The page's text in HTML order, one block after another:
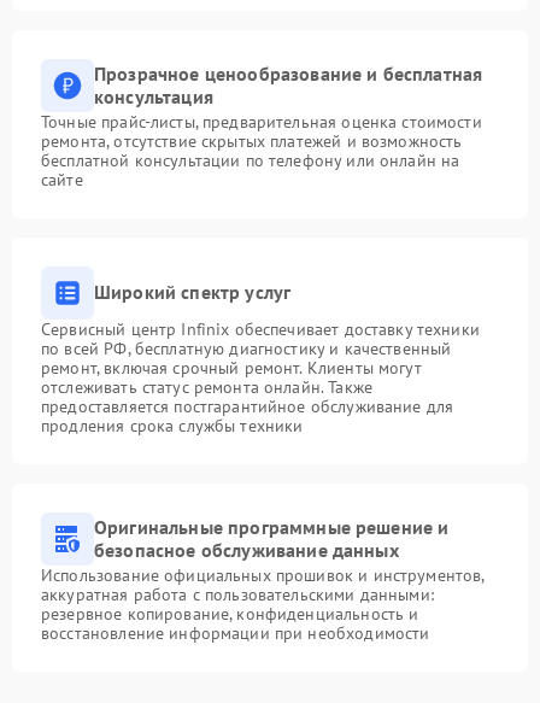
Прозрачное ценообразование и бесплатная
консультация
Точные прайс-листы, предварительная оценка стоимости
ремонта, отсутствие скрытых платежей и возможность
бесплатной консультации по телефону или онлайн на
сайте
Широкий спектр услуг
Сервисный центр Infinix обеспечивает доставку техники
по всей РФ, бесплатную диагностику и качественный
ремонт, включая срочный ремонт. Клиенты могут
отслеживать статус ремонта онлайн. Также
предоставляется постгарантийное обслуживание для
продления срока службы техники
Оригинальные программные решение и
безопасное обслуживание данных
Использование официальных прошивок и инструментов,
аккуратная работа с пользовательскими данными:
резервное копирование, конфиденциальность и
восстановление информации при необходимости